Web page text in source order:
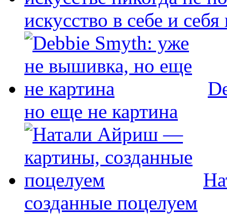
искусство в себе и
но еще не картина
созданные поцелуем